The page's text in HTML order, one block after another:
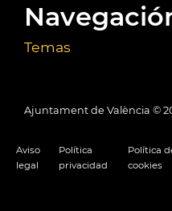
Temas
Ajuntament de València ©
Aviso
legal
Política
privacidad
Política
cookies